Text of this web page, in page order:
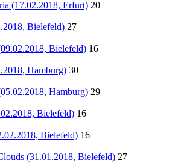
(17.02.2018, Erfurt) 20
Bielefeld) 27
Bielefeld) 16
Hamburg) 30
Hamburg) 29
Bielefeld) 16
Bielefeld) 16
(31.01.2018, Bielefeld) 27